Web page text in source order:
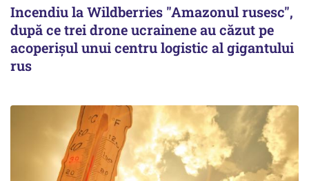
Incendiu la Wildberries "Amazonul rusesc",
după ce trei drone ucrainene au căzut pe
acoperişul unui centru logistic al gigantului
rus